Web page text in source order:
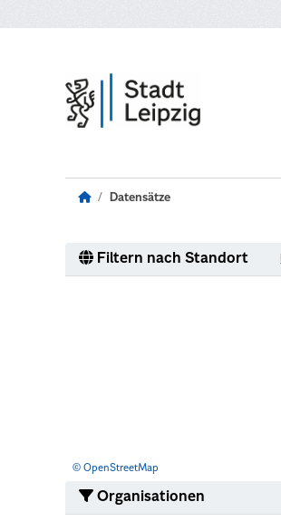
Datensätze
Filtern nach Standort
© OpenStreetMap
Organisationen